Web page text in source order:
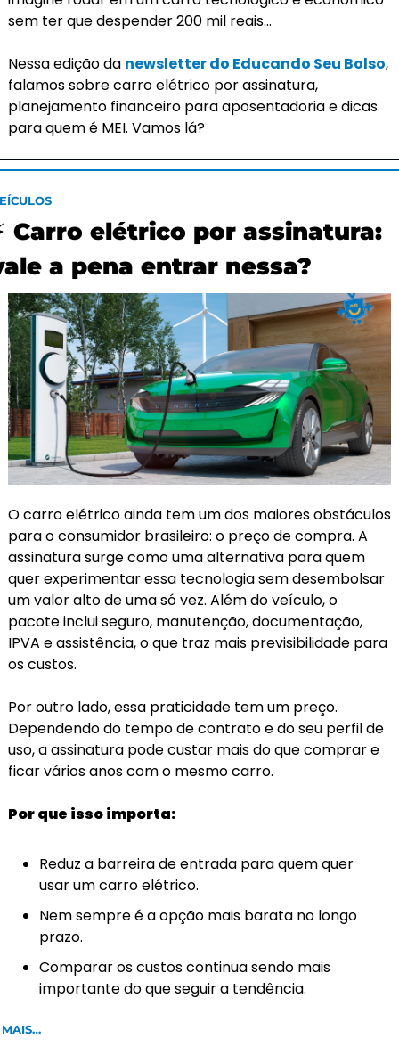
sem ter que despender 200 mil reais…
Nessa edição da newsletter do Educando Seu Bolso,
falamos sobre carro elétrico por assinatura,
planejamento financeiro para aposentadoria e dicas
para quem é MEI. Vamos lá?
Carro elétrico por assinatura:
a pena entrar nessa?
O carro elétrico ainda tem um dos maiores obstáculos
para o consumidor brasileiro: o preço de compra. A
assinatura surge como uma alternativa para quem
quer experimentar essa tecnologia sem desembolsar
um valor alto de uma só vez. Além do veículo, o
pacote inclui seguro, manutenção, documentação,
IPVA e assistência, o que traz mais previsibilidade para
os custos.
Por outro lado, essa praticidade tem um preço.
Dependendo do tempo de contrato e do seu perfil de
uso, a assinatura pode custar mais do que comprar e
ficar vários anos com o mesmo carro.
Por que isso importa:
Reduz a barreira de entrada para quem quer
usar um carro elétrico.
Nem sempre é a opção mais barata no longo
prazo.
Comparar os custos continua sendo mais
importante do que seguir a tendência.
MAIS…